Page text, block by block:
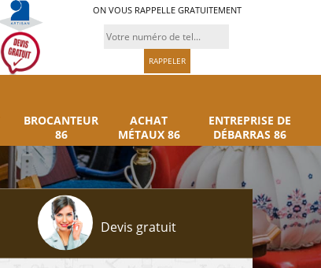
ON VOUS RAPPELLE GRATUITEMENT
BROCANTEUR
86
ACHAT
MÉTAUX 86
ENTREPRISE DE
DÉBARRAS 86
Devis gratuit